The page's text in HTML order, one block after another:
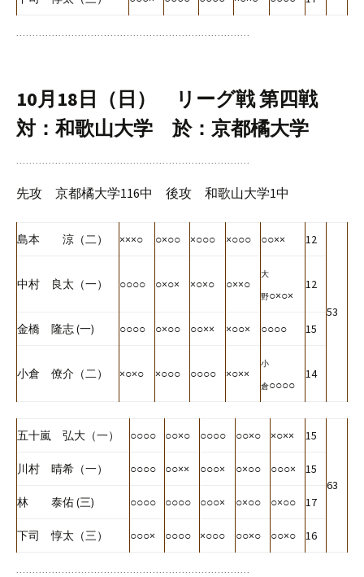
10月18日（日） リーグ戦 第四戦
対：和歌山大学 於：京都橘大学
先攻 京都橘大学116中 後攻 和歌山大学1中
島本 涼（二） ×××○ ○×○○ ×○○○ ×○○○ ○○×× 12
53
中村 良太（一） ○○○○ ○×○× ×○×○ ○××○
大
野○×○×
12
金橋 隆志 (一) ○○○○ ○×○○ ○○×× ×○○× ○○○○ 15
小倉 僚介（二） ×○×○ ×○○○ ○○○○ ×○××
小
倉○○○○
14
五十嵐 弘大（一） ○○○○ ○○×○ ○○○○ ○○×○ ×○×× 15
63
川村 晴希（一） ○○○○ ○○×× ○○○× ○×○○ ○○○× 15
林 泰佑 (三) ○○○○ ○○○○ ○○○× ○×○○ ○×○○ 17
下司 惇太（三） ○○○× ○○○○ ×○○○ ○○×○ ○○×○ 16